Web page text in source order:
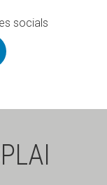
socials